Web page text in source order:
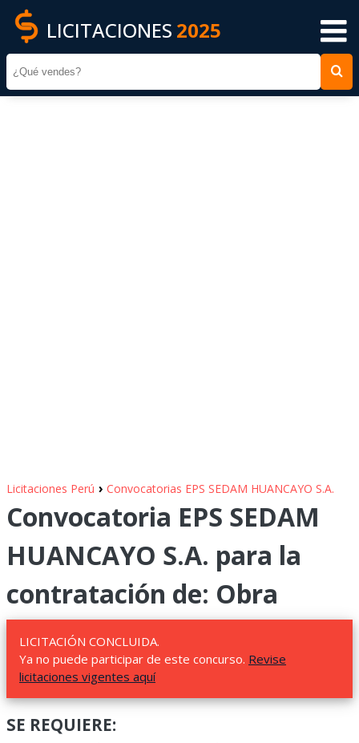
LICITACIONES 2025
Licitaciones Perú › Convocatorias EPS SEDAM HUANCAYO S.A.
Convocatoria EPS SEDAM
HUANCAYO S.A. para la
contratación de: Obra
LICITACIÓN CONCLUIDA.
Ya no puede participar de este concurso. Revise
licitaciones vigentes aquí
SE REQUIERE: